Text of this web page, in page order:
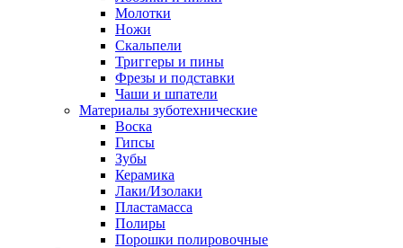
Молотки
Ножи
Скальпели
Триггеры и пины
Фрезы и подставки
Чаши и шпатели
Материалы зуботехнические
Воска
Гипсы
Зубы
Керамика
Лаки/Изолаки
Пластамасса
Полиры
Порошки полировочные